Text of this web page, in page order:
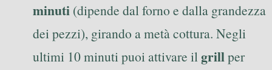
minuti (dipende dal forno e dalla grandezza
dei pezzi), girando a metà cottura. Negli
ultimi 10 minuti puoi attivare ilgrillper